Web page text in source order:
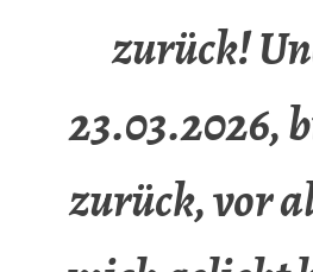
zurück!
23.03.2026,
zurück, vor